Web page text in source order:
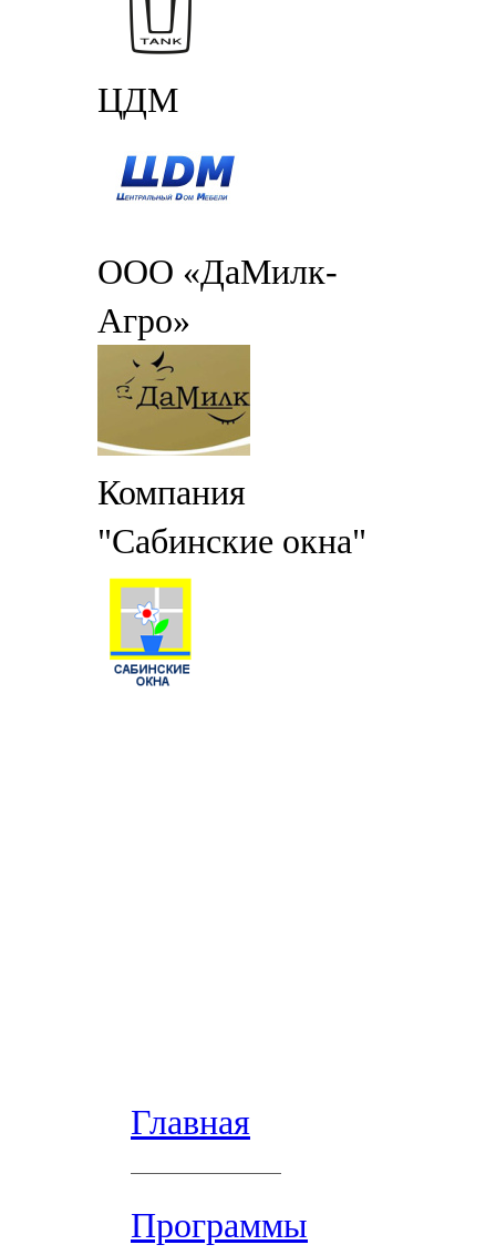
ЦДМ
ООО «ДаМилк-
Агро»
Компания
"Сабинские окна"
Главная
Программы